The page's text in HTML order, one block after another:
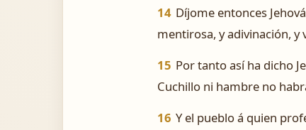
14 Díjome entonces
mentirosa, y adivinación, y
15 Por tanto así ha dicho
Cuchillo ni hambre no
16 Y el pueblo á quien